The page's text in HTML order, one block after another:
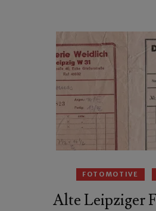
FOTOMOTIVE
Alte Leipziger